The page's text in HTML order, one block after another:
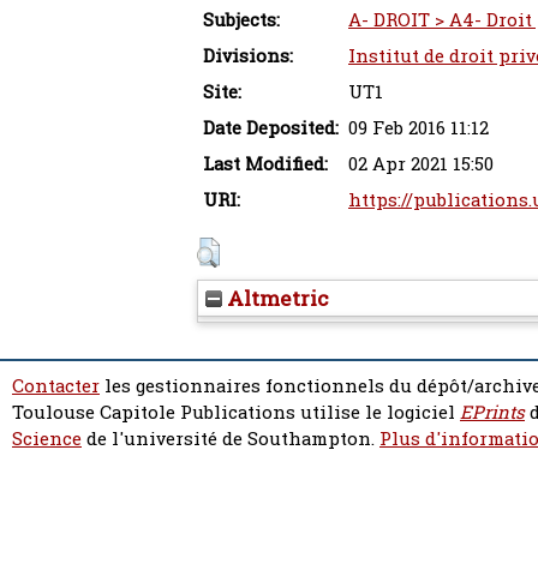
Subjects:
A- DROIT > A4-
Divisions:
Institut de droit
Site:
UT1
Date Deposited: 09 Feb 2016 11:12
Last Modified:
02 Apr 2021 15:50
URI:
https://
Altmetric
Contacter les gestionnaires fonctionnels du dépôt/
Toulouse Capitole Publications utilise le logiciel EPrints
Sciencede l'université de Southampton. Plus